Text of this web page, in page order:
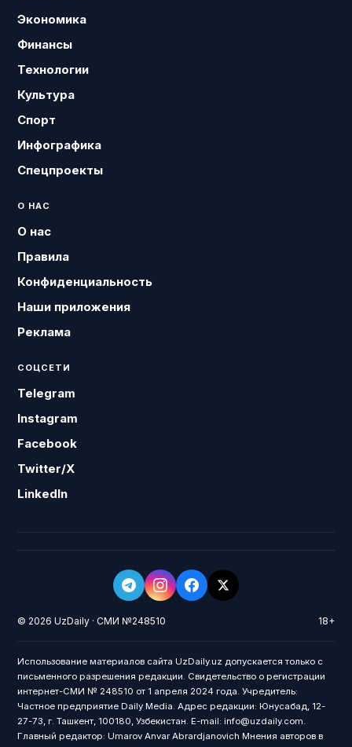
Экономика
Финансы
Технологии
Культура
Спорт
Инфографика
Спецпроекты
О НАС
О нас
Правила
Конфиденциальность
Наши приложения
Реклама
СОЦСЕТИ
Telegram
Instagram
Facebook
Twitter/X
LinkedIn
© 2026 UzDaily · СМИ №248510 18+
Использование материалов сайта UzDaily.uz допускается только с
письменного разрешения редакции. Свидетельство о регистрации
интернет-СМИ № 248510 от 1 апреля 2024 года. Учредитель:
Частное предприятие Daily Media. Адрес редакции: Юнусабад, 12-
27-73, г. Ташкент, 100180, Узбекистан. E-mail: info@uzdaily.com.
Главный редактор: Umarov Anvar Abrardjanovich Мнения авторов в